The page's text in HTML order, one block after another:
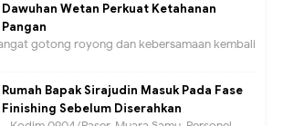
Dawuhan Wetan Perkuat Ketahanan
Pangan
gotong royong dan kebersamaan kembali
Rumah Bapak Sirajudin Masuk Pada Fase
Finishing Sebelum Diserahkan